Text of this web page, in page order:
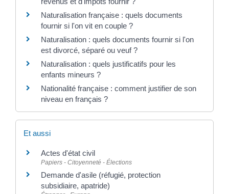
Naturalisation française : quels documents
fournir si l'on vit en couple ?
Naturalisation : quels documents fournir si l'on
est divorcé, séparé ou veuf ?
Naturalisation : quels justificatifs pour les
enfants mineurs ?
Nationalité française : comment justifier de son
niveau en français ?
Et aussi
Actes d'état civil
Papiers - Citoyenneté - Élections
Demande d'asile (réfugié, protection
subsidiaire, apatride)